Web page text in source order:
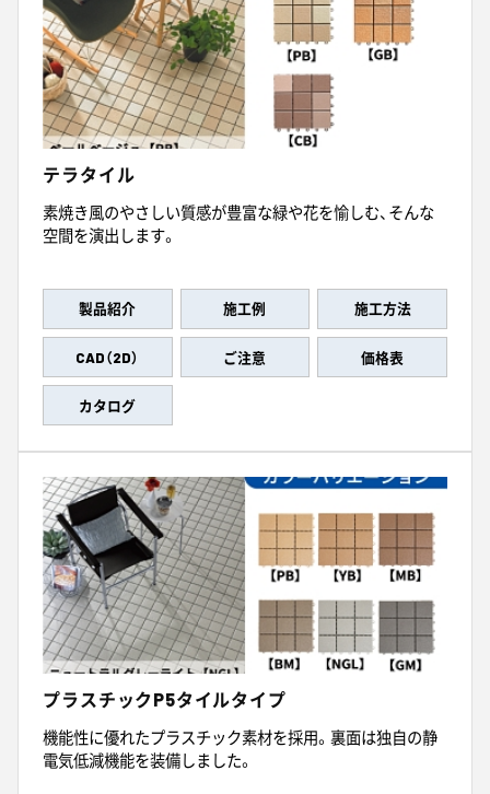
テラタイル
素焼き風のやさしい質感が豊富な緑や花を愉しむ、そんな
空間を演出します。
製品紹介 施工例 施工方法
CAD（2D） ご注意 価格表
カタログ
プラスチックP5タイルタイプ
機能性に優れたプラスチック素材を採用。裏面は独自の静
電気低減機能を装備しました。